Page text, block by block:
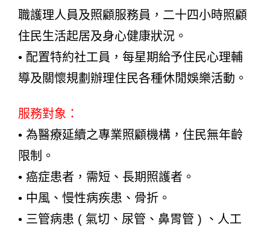
職護理人員及照顧服務員，二十四小時照顧
住民生活起居及身心健康狀況。
• 配置特約社工員，每星期給予住民心理輔
導及關懷規劃辦理住民各種休閒娛樂活動。
服務對象：
• 為醫療延續之專業照顧機構，住民無年齡
限制。
• 癌症患者，需短、長期照護者。
• 中風、慢性病疾患、骨折。
• 三管病患 ( 氣切、尿管、鼻胃管 ) 、人工